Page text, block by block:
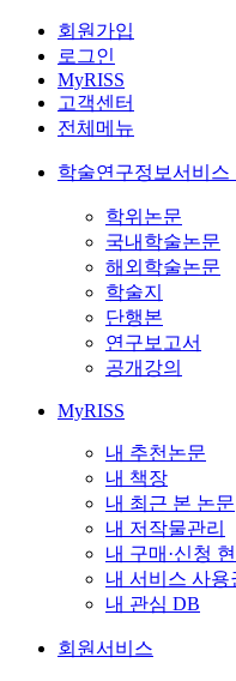
회원가입
로그인
MyRISS
고객센터
전체메뉴
학술연구정보서비스
학위논문
국내학술논문
해외학술논문
학술지
단행본
연구보고서
공개강의
MyRISS
내 추천논문
내 책장
내 최근 본 논문
내 저작물관리
내 구매·신청
내 서비스 사용
내 관심 DB
회원서비스